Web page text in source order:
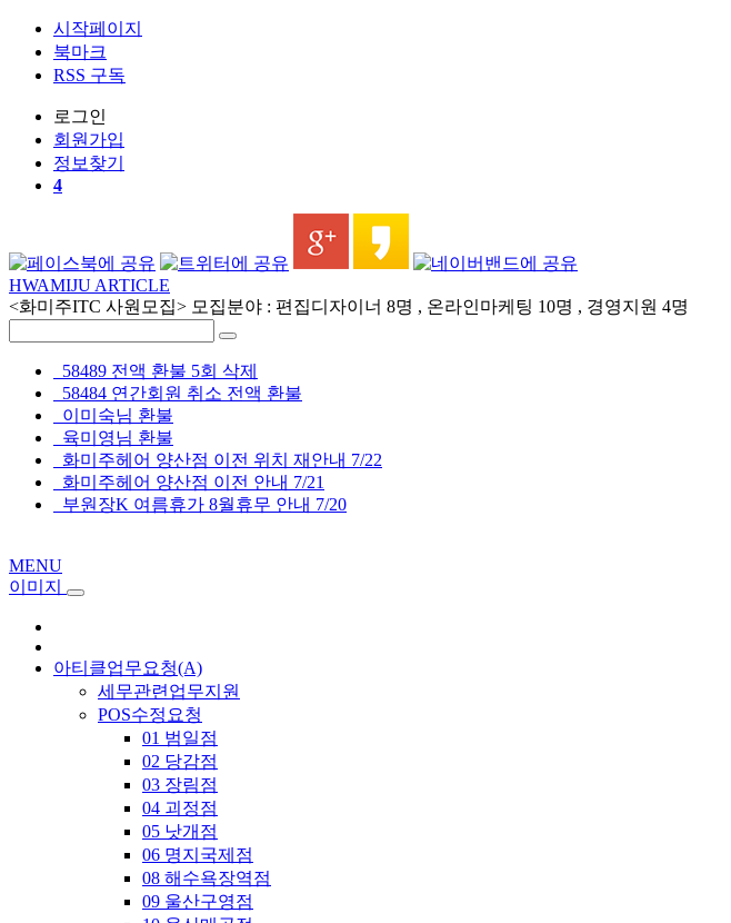
시작페이지
북마크
RSS 구독
로그인
회원 가입
정보찾기
4
HWAMIJU ARTICLE
<화미주ITC 사원모집> 모집분야 : 편집디자이너 8명 , 온라인마케팅 10명 , 경영지원 4명
58489 전액 환불 5회 삭제
58484 연간회원 취소 전액 환불
이미숙님 환불
육미영님 환불
화미주헤어 양산점 이전 위치 재안내 7/22
화미주헤어 양산점 이전 안내 7/21
부원장K 여름휴가 8월휴무 안내 7/20
MENU
이미지
아티클업무요청(A)
세무관련업무지원
POS수정요청
01 범일점
02 당감점
03 장림점
04 괴정점
05 낫개점
06 명지국제점
08 해수욕장역점
09 울산구영점